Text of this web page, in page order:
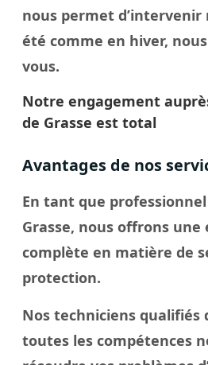
nous permet d’intervenir
été comme en hiver,
vous.
Notre engagement
de Grasse est total
Avantages de nos
En tant que
Grasse, nous offrons une
complète en matière de
protection.
Nos techniciens qualifiés
toutes les compétences